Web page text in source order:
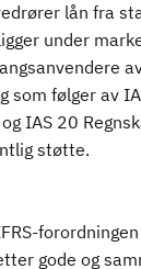
lån fra
under
som følger av
IAS 20
støtte.
gode og